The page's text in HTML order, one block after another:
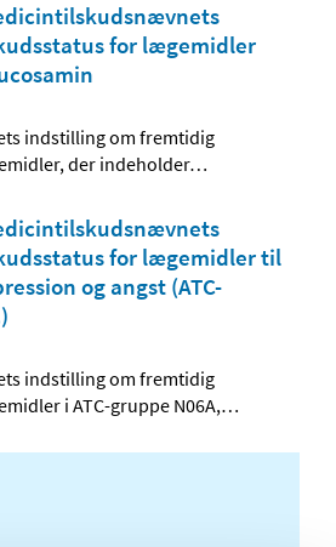
for lægemidler
indstilling om fremtidig
der indeholder…
for lægemidler til
og angst (ATC-
indstilling om fremtidig
i ATC-gruppe N06A,…